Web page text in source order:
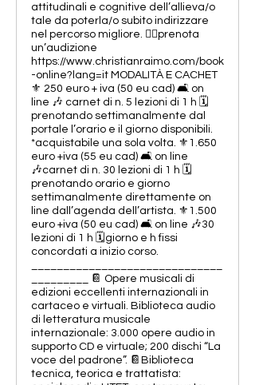
attitudinali e cognitive dell’allieva/o
tale da poterla/o subito indirizzare
nel percorso migliore. 👉🏻prenota
un’audizione
https://www.christianraimo.com/book
-online?lang=it MODALITÀ E CACHET
⚜️ 250 euro + iva (50 eu cad) 🛋️ on
line 🎶 carnet di n. 5 lezioni di 1 h 🗓️
prenotando settimanalmente dal
portale l’orario e il giorno disponibili.
*acquistabile una sola volta. ⚜️1.650
euro +iva (55 eu cad) 🛋️ on line
🎶carnet di n. 30 lezioni di 1 h 🗓️
prenotando orario e giorno
settimanalmente direttamente on
line dall’agenda dell’artista. ⚜️1.500
euro +iva (50 eu cad) 🛋️ on line 🎶30
lezioni di 1 h 🗓️giorno e h fissi
concordati a inizio corso.
_________ 📔 Opere musicali di
edizioni eccellenti internazionali in
cartaceo e virtuali. Biblioteca audio
di letteratura musicale
internazionale: 3.000 opere audio in
supporto CD e virtuale; 200 dischi “La
voce del padrone”. 📔Biblioteca
tecnica, teorica e trattatista: